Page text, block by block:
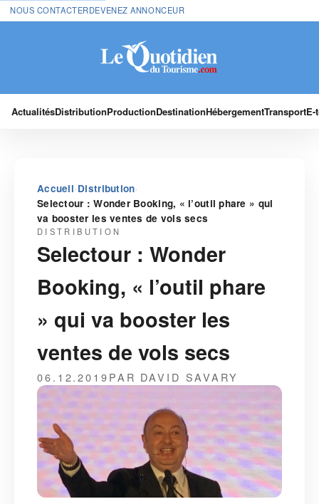
NOUS CONTACTERDEVENEZ ANNONCEUR
ActualitésDistributionProductionDestinationHébergementTransport
Accueil›Distribution›
Selectour : Wonder Booking, « l’outil phare » qui
va booster les ventes de vols secs
DISTRIBUTION
Selectour : Wonder
Booking, « l’outil phare
» qui va booster les
ventes de vols secs
06.12.2019PAR DAVID SAVARY